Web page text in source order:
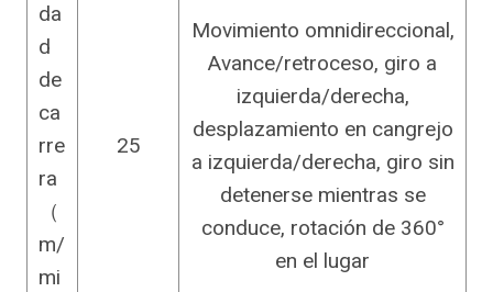
da
d
de
ca
rre
ra
（
m/
mi
25
Movimiento omnidireccional,
Avance/retroceso, giro a
izquierda/derecha,
desplazamiento en cangrejo
a izquierda/derecha, giro sin
detenerse mientras se
conduce, rotación de 360°
en el lugar